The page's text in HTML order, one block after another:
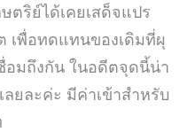
ตริย์ได้เคยเสด็จแปร
เพื่อทดแทนของเดิมที่ผุ
อมถึงกัน ในอดีตจุดนี้น่า
ลยละค่ะ มีค่าเข้าสำหรับ